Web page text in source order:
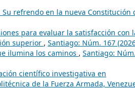
refrendo en la nueva Constitución
para evaluar la satisfacción con
superior , Santiago: Núm. 167
ilumina los caminos , Santiago:
científico investigativa en
de la Fuerza Armada,